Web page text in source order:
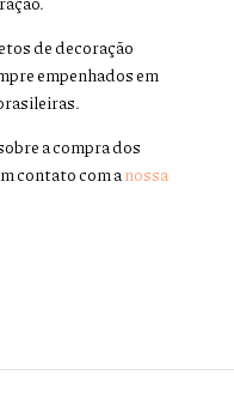
de decoração
empenhados em
a compra dos
contato com anossa